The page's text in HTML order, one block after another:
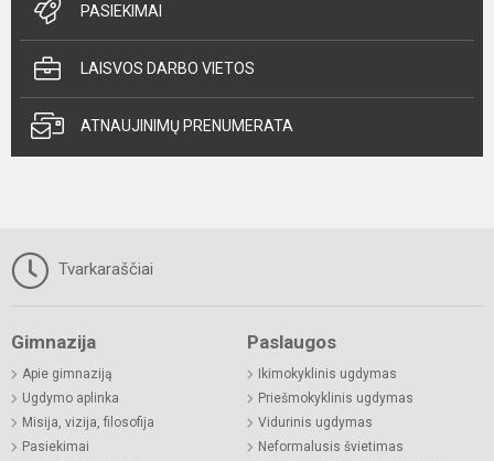
PASIEKIMAI
LAISVOS DARBO VIETOS
ATNAUJINIMŲ PRENUMERATA
Tvarkaraščiai
Gimnazija
Apie gimnaziją
Ugdymo aplinka
Misija, vizija, filosofija
Pasiekimai
Paslaugos
Ikimokyklinis ugdymas
Priešmokyklinis ugdymas
Vidurinis ugdymas
Neformalusis švietimas